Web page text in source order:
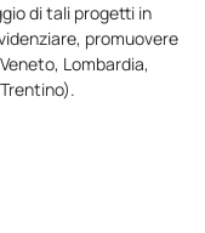
di tali progetti in
promuovere
Lombardia,